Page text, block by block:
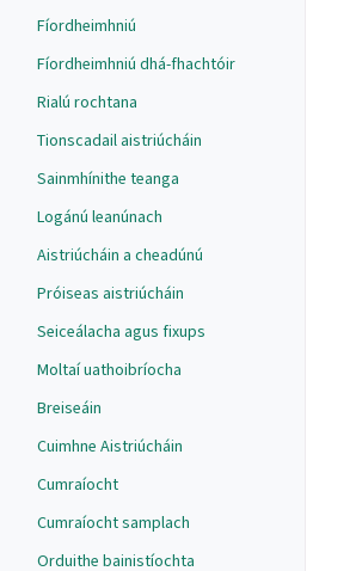
Fíordheimhniú
Fíordheimhniú dhá-fhachtóir
Rialú rochtana
Tionscadail aistriúcháin
Sainmhínithe teanga
Logánú leanúnach
Aistriúcháin a cheadúnú
Próiseas aistriúcháin
Seiceálacha agus fixups
Moltaí uathoibríocha
Breiseáin
Cuimhne Aistriúcháin
Cumraíocht
Cumraíocht samplach
Orduithe bainistíochta